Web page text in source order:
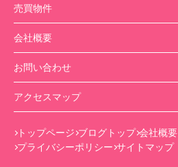
売買物件
会社概要
お問い合わせ
アクセスマップ
トップページ ブログトップ 会社概要
プライバシーポリシー サイトマップ